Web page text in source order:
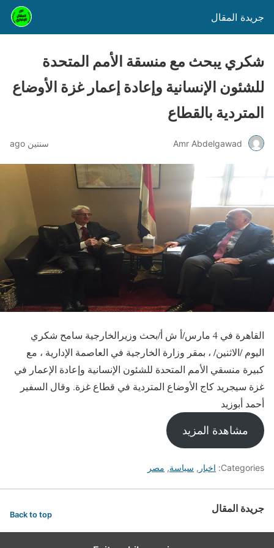
جريدة المقال
شكري يبحث مع منسقة الأمم المتحدة
للشئون الإنسانية وإعادة إعمار غزة الأوضاع
المتردية بالقطاع
Amr Abdelgawad سنتين ago
القاهرة في 4 مارس/أ ش أ/بحث وزيرالخارجية سامح شكري
اليوم /الاثنين/ ، بمقر وزارة الخارجية في العاصمة الإدارية ، مع
كبيرة منسقي الأمم المتحدة للشئون الإنسانية وإعادة الإعمار في
غزة سيجريد كاج الأوضاع المتردية في قطاع غزة. وقال السفير
أحمد أبوزيد
مشاهدة المزيد
Categories: اخبار , سياسة, مصر
جريدة المقال Back to top